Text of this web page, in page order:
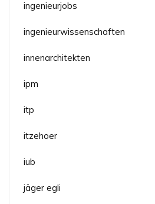
ingenieurjobs
ingenieurwissenschaften
innenarchitekten
ipm
itp
itzehoer
iub
jäger egli